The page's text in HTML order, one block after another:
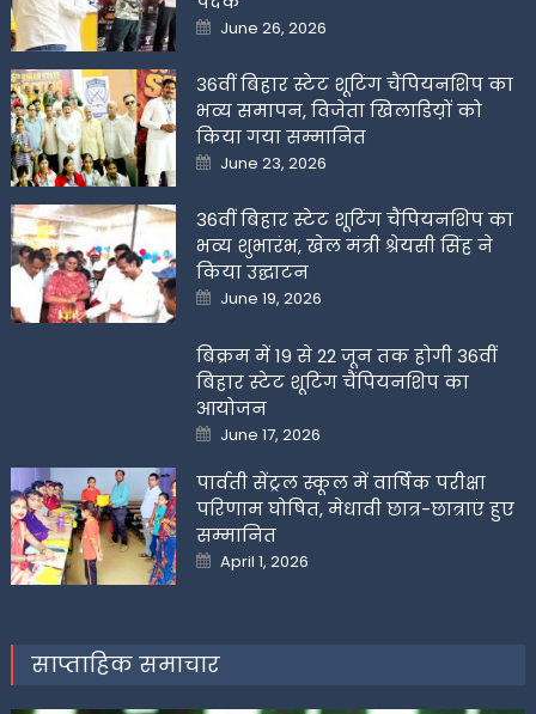
Posted
on
June 26, 2026
36वीं बिहार स्टेट शूटिंग चैंपियनशिप का
भव्य समापन, विजेता खिलाडिय़ों को
किया गया सम्मानित
Posted
on
June 23, 2026
36वीं बिहार स्टेट शूटिंग चैंपियनशिप का
भव्य शुभारंभ, खेल मंत्री श्रेयसी सिंह ने
किया उद्घाटन
Posted
on
June 19, 2026
बिक्रम में 19 से 22 जून तक होगी 36वीं
बिहार स्टेट शूटिंग चैंपियनशिप का
आयोजन
Posted
on
June 17, 2026
पार्वती सेंट्रल स्कूल में वार्षिक परीक्षा
परिणाम घोषित, मेधावी छात्र-छात्राएं हुए
सम्मानित
Posted
on
April 1, 2026
साप्ताहिक समाचार